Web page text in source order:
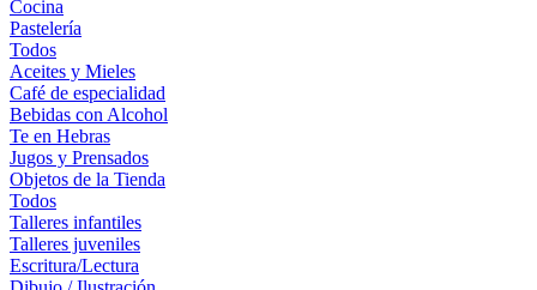
Cocina
Pastelería
Todos
Aceites y Mieles
Café de especialidad
Bebidas con Alcohol
Te en Hebras
Jugos y Prensados
Objetos de la Tienda
Todos
Talleres infantiles
Talleres juveniles
Escritura/Lectura